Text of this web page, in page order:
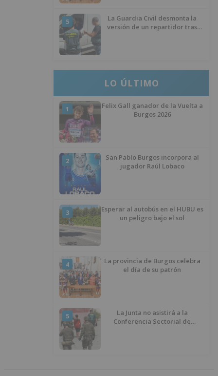
5
La Guardia Civil desmonta la
versión de un repartidor tras
LO ÚLTIMO
1
Felix Gall ganador de la Vuelta a
Burgos 2026
2
San Pablo Burgos incorpora al
jugador Raúl Lobaco
3
Esperar al autobús en el HUBU es
un peligro bajo el sol
4
La provincia de Burgos celebra
el día de su patrón
5
La Junta no asistirá a la
Conferencia Sectorial de